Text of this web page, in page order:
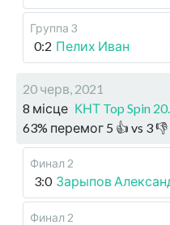
Группа 3
0:2 Пелих Иван
20 черв, 2021
8 місце КНТ Top Spin
63% перемог 5 👍 vs 3👎
Финал 2
3:0 Зарыпов
Финал 2